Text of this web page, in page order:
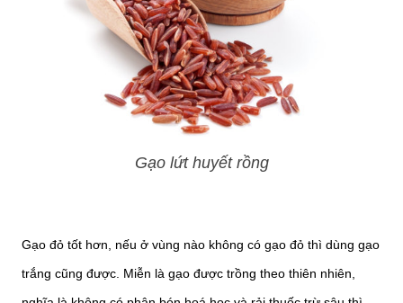
Gạo lứt huyết rồng
Gạo đỏ tốt hơn, nếu ở vùng nào không có gạo đỏ thì dùng gạo
trắng cũng được. Miễn là gạo được trồng theo thiên nhiên,